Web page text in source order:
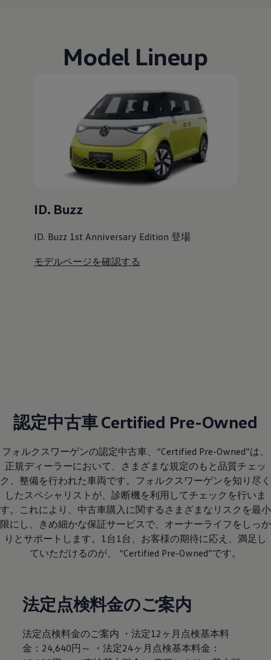
Model Lineup
ID. Buzz
ID. Buzz 1st Anniversary Edition 登場
モデルページを確認する
認定中古車 Certified Pre-Owned
フォルクスワーゲンの認定中古車、“Certified Pre-Owned”は、
正規ディーラーにおいて、さまざまな規定のもと品質チェッ
ク、整備を行われた車両です。フォルクスワーゲンを知り尽く
したスペシャリストが、診断機を利用してチェックを行いま
す。これにより、中古車購入に関するさまざまなリスクを最小
限にし、きめ細かな保証サービスで、オーナーライフをしっか
りとサポートします。1台1台、お客様の期待に応え、満足し
ていただけるのが、 “Certified Pre-Owned”です。
法定点検料金のご案内
法定点検料金のご案内 ・法定12ヶ月点検基本料
金：24,640円～ ・法定24ヶ月点検基本料金：